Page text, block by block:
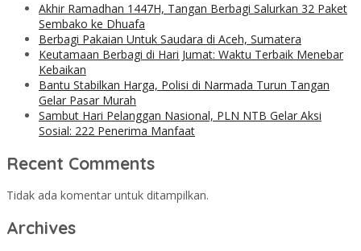
Akhir Ramadhan 1447H, Tangan Berbagi Salurkan 32 Paket
Sembako ke Dhuafa
Berbagi Pakaian Untuk Saudara di Aceh, Sumatera
Keutamaan Berbagi di Hari Jumat: Waktu Terbaik Menebar
Kebaikan
Bantu Stabilkan Harga, Polisi di Narmada Turun Tangan
Gelar Pasar Murah
Sambut Hari Pelanggan Nasional, PLN NTB Gelar Aksi
Sosial: 222 Penerima Manfaat
Recent Comments
Tidak ada komentar untuk ditampilkan.
Archives